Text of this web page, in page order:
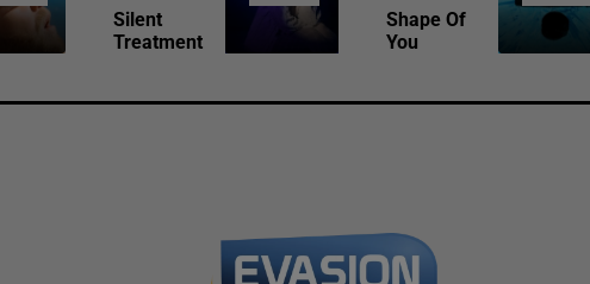
Silent
Treatment
Shape Of
You